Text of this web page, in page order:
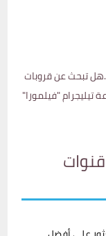
جروب تلغرام| قروب تيليجرام - Telegram Group .هل تبحث عن قروبات
تيليجرام "فيلمورا"